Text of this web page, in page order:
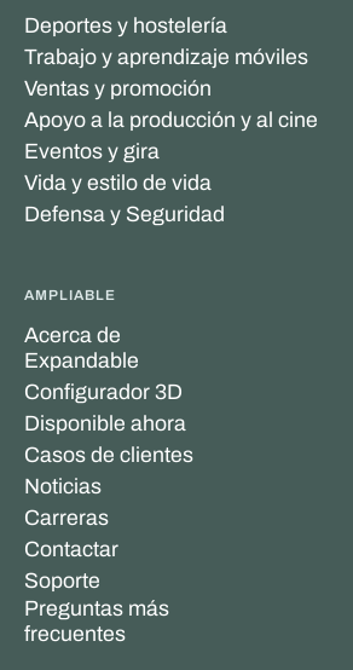
Deportes y hostelería
Trabajo y aprendizaje móviles
Ventas y promoción
Apoyo a la producción y al cine
Eventos y gira
Vida y estilo de vida
Defensa y Seguridad
AMPLIABLE
Acerca de
Expandable
Configurador 3D
Disponible ahora
Casos de clientes
Noticias
Carreras
Contactar
Soporte
Preguntas más
frecuentes